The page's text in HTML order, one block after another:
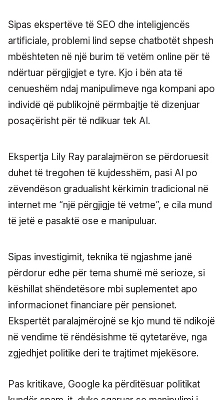
Sipas ekspertëve të SEO dhe inteligjencës
artificiale, problemi lind sepse chatbotët shpesh
mbështeten në një burim të vetëm online për të
ndërtuar përgjigjet e tyre. Kjo i bën ata të
cenueshëm ndaj manipulimeve nga kompani apo
individë që publikojnë përmbajtje të dizenjuar
posaçërisht për të ndikuar tek AI.
Ekspertja Lily Ray paralajmëron se përdoruesit
duhet të tregohen të kujdesshëm, pasi AI po
zëvendëson gradualisht kërkimin tradicional në
internet me “një përgjigje të vetme”, e cila mund
të jetë e pasaktë ose e manipuluar.
Sipas investigimit, teknika të ngjashme janë
përdorur edhe për tema shumë më serioze, si
këshillat shëndetësore mbi suplementet apo
informacionet financiare për pensionet.
Ekspertët paralajmërojnë se kjo mund të ndikojë
në vendime të rëndësishme të qytetarëve, nga
zgjedhjet politike deri te trajtimet mjekësore.
Pas kritikave, Google ka përditësuar politikat